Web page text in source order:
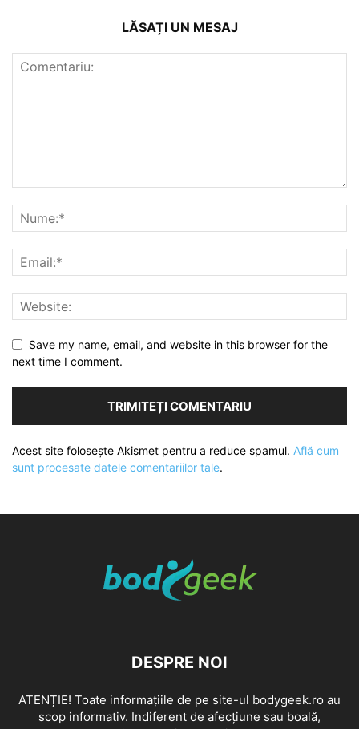
LĂSAȚI UN MESAJ
Save my name, email, and website in this browser for the
next time I comment.
Acest site folosește Akismet pentru a reduce spamul. Află cum
sunt procesate datele comentariilor tale.
DESPRE NOI
ATENȚIE! Toate informațiile de pe site-ul bodygeek.ro au
scop informativ. Indiferent de afecțiune sau boală,